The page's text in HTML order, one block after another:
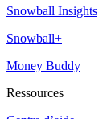
Snowball Insights
Snowball+
Money Buddy
Ressources